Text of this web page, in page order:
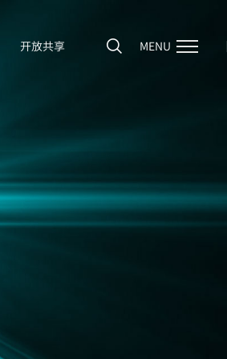
MENU
开放共享